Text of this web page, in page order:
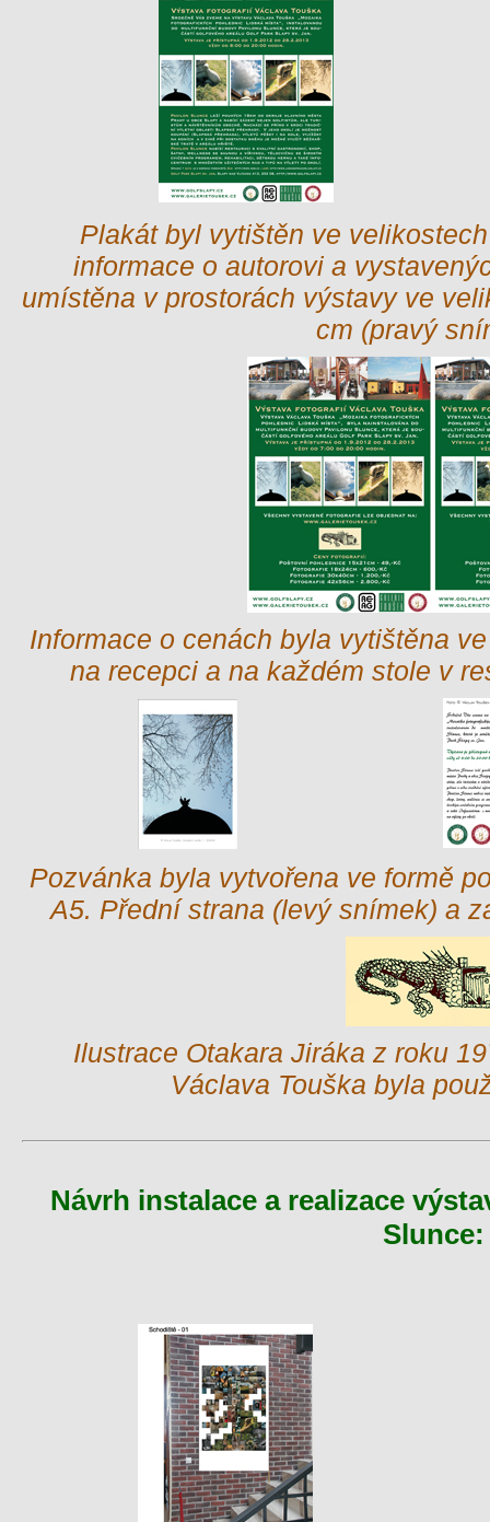
Plakát byl vytištěn ve
informace o autorovi a
umístěna v prostorách výstavy ve
cm (pravý
Informace o cenách byla vytištěna
na recepci a na každém stole v
Pozvánka byla vytvořena ve formě
A5. Přední strana (levý snímek) a
Ilustrace Otakara Jiráka z roku
Václava Touška byla
Návrh instalace a realizace
Slunce: